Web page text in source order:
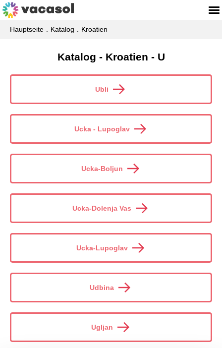
Hauptseite Katalog Kroatien
Katalog - Kroatien - U
Ubli
Ucka - Lupoglav
Ucka-Boljun
Ucka-Dolenja Vas
Ucka-Lupoglav
Udbina
Ugljan